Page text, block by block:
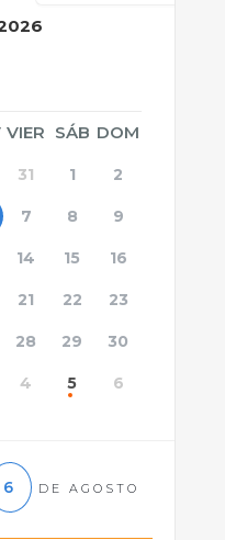
VIER SÁB DOM
31 1 2
7 8 9
14 15 16
21 22 23
28 29 30
4 5 6
6 DE AGOSTO